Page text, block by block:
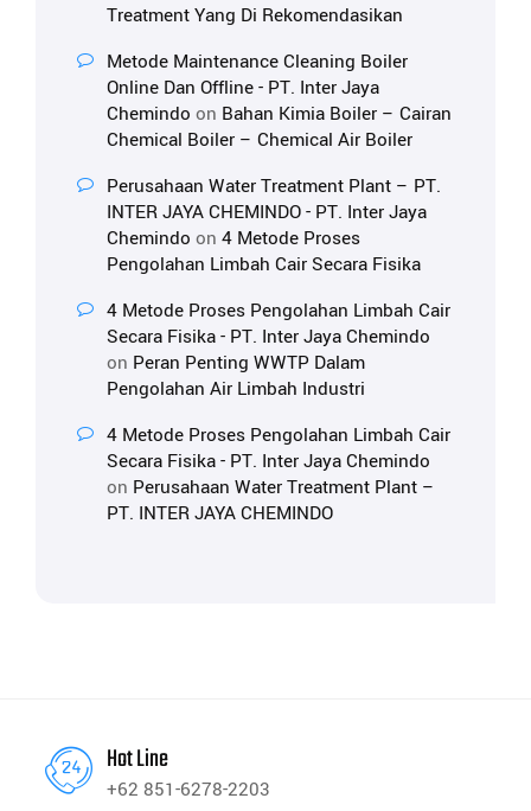
Treatment Yang Di Rekomendasikan
Metode Maintenance Cleaning Boiler
Online Dan Offline - PT. Inter Jaya
Chemindo on Bahan Kimia Boiler – Cairan
Chemical Boiler – Chemical Air Boiler
Perusahaan Water Treatment Plant – PT.
INTER JAYA CHEMINDO - PT. Inter Jaya
Chemindo on 4 Metode Proses
Pengolahan Limbah Cair Secara Fisika
4 Metode Proses Pengolahan Limbah Cair
Secara Fisika - PT. Inter Jaya Chemindo
on Peran Penting WWTP Dalam
Pengolahan Air Limbah Industri
4 Metode Proses Pengolahan Limbah Cair
Secara Fisika - PT. Inter Jaya Chemindo
on Perusahaan Water Treatment Plant –
PT. INTER JAYA CHEMINDO
Hot Line
+62 851-6278-2203